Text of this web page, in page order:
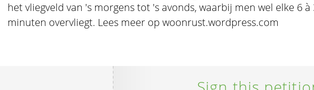
het vliegveld van 's morgens tot 's avonds, waarbij men wel elke 6 à
minuten overvliegt. Lees meer op woonrust.wordpress.com